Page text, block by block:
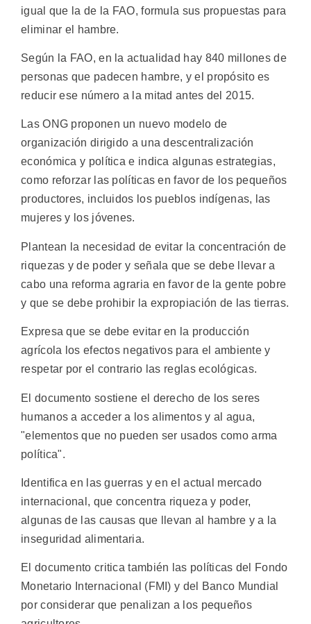
igual que la de la FAO, formula sus propuestas para
eliminar el hambre.
Según la FAO, en la actualidad hay 840 millones de
personas que padecen hambre, y el propósito es
reducir ese número a la mitad antes del 2015.
Las ONG proponen un nuevo modelo de
organización dirigido a una descentralización
económica y política e indica algunas estrategias,
como reforzar las políticas en favor de los pequeños
productores, incluidos los pueblos indígenas, las
mujeres y los jóvenes.
Plantean la necesidad de evitar la concentración de
riquezas y de poder y señala que se debe llevar a
cabo una reforma agraria en favor de la gente pobre
y que se debe prohibir la expropiación de las tierras.
Expresa que se debe evitar en la producción
agrícola los efectos negativos para el ambiente y
respetar por el contrario las reglas ecológicas.
El documento sostiene el derecho de los seres
humanos a acceder a los alimentos y al agua,
"elementos que no pueden ser usados como arma
política".
Identifica en las guerras y en el actual mercado
internacional, que concentra riqueza y poder,
algunas de las causas que llevan al hambre y a la
inseguridad alimentaria.
El documento critica también las políticas del Fondo
Monetario Internacional (FMI) y del Banco Mundial
por considerar que penalizan a los pequeños